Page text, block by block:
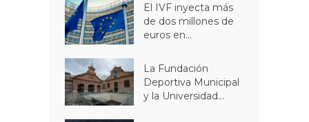
El IVF inyecta más
de dos millones de
euros en...
La Fundación
Deportiva Municipal
y la Universidad...